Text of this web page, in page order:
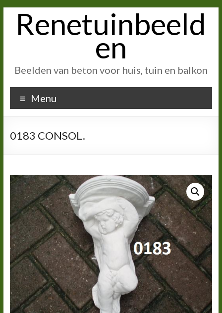
inhoudRenetuinbeeld
en
Beelden van beton voor huis, tuin en balkon
Menu
0183 CONSOL.